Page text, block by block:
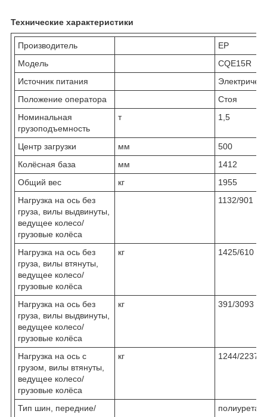
Технические характеристики
Производитель
EP
Модель
CQE15R
Источник питания
Положение оператора
Стоя
Номинальная
грузоподъемность
т 1,5
Центр загрузки мм
500
Колёсная база
мм
1412
Общий вес
кг
1955
Нагрузка на ось без
груза, вилы выдвинуты,
ведущее колесо/
грузовые колёса
1132/901
Нагрузка на ось без
груза, вилы втянуты,
ведущее колесо/
грузовые колёса
кг 1425/610
Нагрузка на ось без
груза, вилы выдвинуты,
ведущее колесо/
грузовые колёса
кг 391/3093
Нагрузка на ось с
грузом, вилы втянуты,
ведущее колесо/
грузовые колёса
кг 1244/2237
Тип шин, передние/
полиуретан